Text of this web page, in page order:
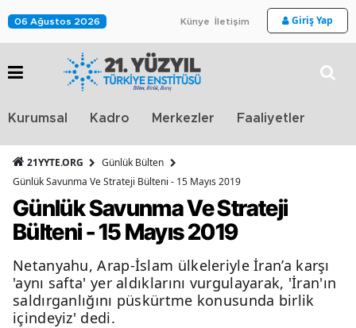
06 Ağustos 2026 Künye İletişim Giriş Yap
Kurumsal Kadro Merkezler Faaliyetler
21YYTE.ORG
Günlük Bülten
Günlük Savunma Ve Strateji Bülteni - 15 Mayıs 2019
Günlük Savunma Ve Strateji
Bülteni - 15 Mayıs 2019
Netanyahu, Arap-İslam ülkeleriyle İran’a karşı
'aynı safta' yer aldıklarını vurgulayarak, 'İran'ın
saldırganlığını püskürtme konusunda birlik
içindeyiz' dedi.